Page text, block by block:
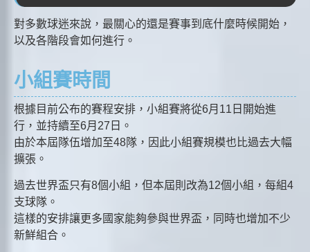
對多數球迷來說，最關心的還是賽事到底什麼時候開始，
以及各階段會如何進行。
小組賽時間
根據目前公布的賽程安排，小組賽將從6月11日開始進
行，並持續至6月27日。
由於本屆隊伍增加至48隊，因此小組賽規模也比過去大幅
擴張。
過去世界盃只有8個小組，但本屆則改為12個小組，每組4
支球隊。
這樣的安排讓更多國家能夠參與世界盃，同時也增加不少
新鮮組合。